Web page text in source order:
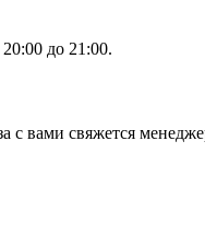
до 21:00.
вами свяжется